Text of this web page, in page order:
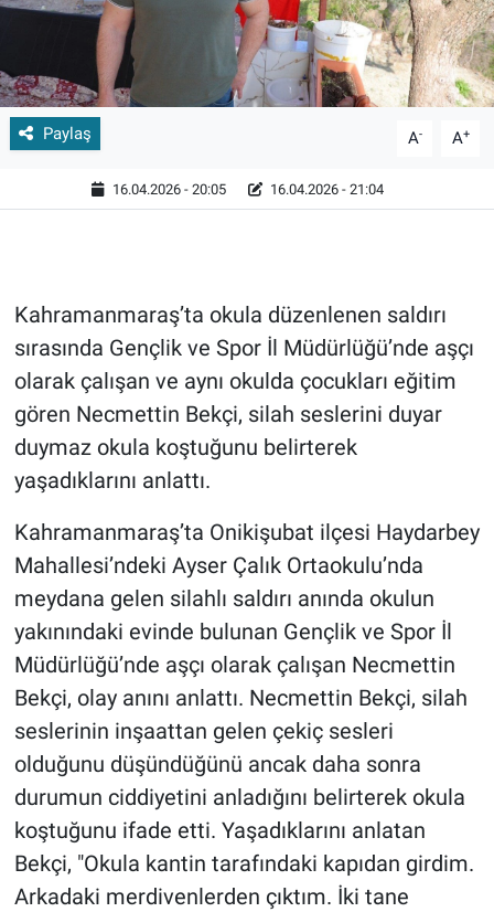
Paylaş A- A+
16.04.2026 - 20:05 16.04.2026 - 21:04
Kahramanmaraş’ta okula düzenlenen saldırı
sırasında Gençlik ve Spor İl Müdürlüğü’nde aşçı
olarak çalışan ve aynı okulda çocukları eğitim
gören Necmettin Bekçi, silah seslerini duyar
duymaz okula koştuğunu belirterek
yaşadıklarını anlattı.
Kahramanmaraş’ta Onikişubat ilçesi Haydarbey
Mahallesi’ndeki Ayser Çalık Ortaokulu’nda
meydana gelen silahlı saldırı anında okulun
yakınındaki evinde bulunan Gençlik ve Spor İl
Müdürlüğü’nde aşçı olarak çalışan Necmettin
Bekçi, olay anını anlattı. Necmettin Bekçi, silah
seslerinin inşaattan gelen çekiç sesleri
olduğunu düşündüğünü ancak daha sonra
durumun ciddiyetini anladığını belirterek okula
koştuğunu ifade etti. Yaşadıklarını anlatan
Bekçi, "Okula kantin tarafındaki kapıdan girdim.
Arkadaki merdivenlerden çıktım. İki tane